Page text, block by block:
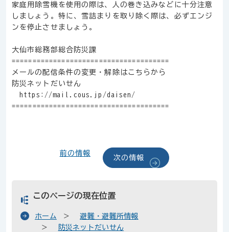
家庭用除雪機を使用の際は、人の巻き込みなどに十分注意
しましょう。特に、雪詰まりを取り除く際は、必ずエンジ
ンを停止させましょう。
大仙市総務部総合防災課
======================================
メールの配信条件の変更・解除はこちらから
防災ネットだいせん
https://mail.cous.jp/daisen/
======================================
前の情報
次の情報
このページの現在位置
ホーム
避難・避難所情報
防災ネットだいせん